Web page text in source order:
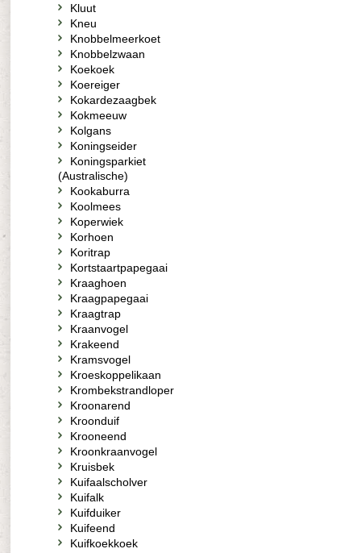
Kluut
Kneu
Knobbelmeerkoet
Knobbelzwaan
Koekoek
Koereiger
Kokardezaagbek
Kokmeeuw
Kolgans
Koningseider
Koningsparkiet
(Australische)
Kookaburra
Koolmees
Koperwiek
Korhoen
Koritrap
Kortstaartpapegaai
Kraaghoen
Kraagpapegaai
Kraagtrap
Kraanvogel
Krakeend
Kramsvogel
Kroeskoppelikaan
Krombekstrandloper
Kroonarend
Kroonduif
Krooneend
Kroonkraanvogel
Kruisbek
Kuifaalscholver
Kuifalk
Kuifduiker
Kuifeend
Kuifkoekkoek